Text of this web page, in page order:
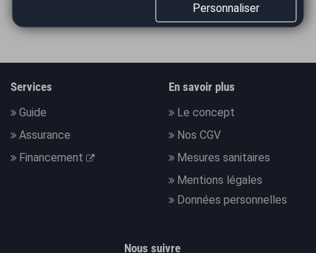
Services
Guide
Assurance
Financement
En savoir plus
Le concept
Nos CGV
Mesures sanitaires
Mentions légales
Données personnelles
Nous suivre
Personnaliser